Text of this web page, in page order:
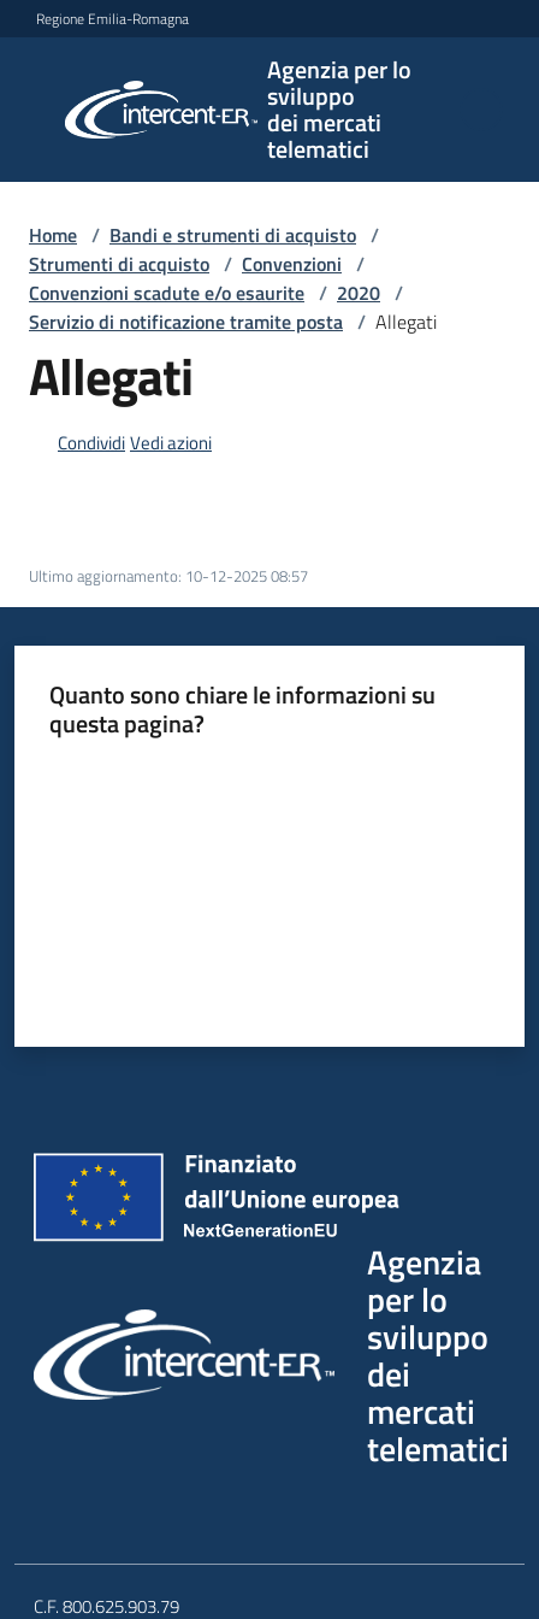
Vai al contenuto
Vai alla navigazione
Vai al footer
Regione Emilia-Romagna
Agenzia per lo
sviluppo
dei mercati
telematici
per lo
sviluppo
telematici
Bandi
Supporto
Piattaforme
Home / Bandi e strumenti di acquisto /
Strumenti di acquisto / Convenzioni /
Convenzioni scadute e/o esaurite / 2020 /
Servizio di notificazione tramite posta / Allegati
Allegati
CondividiVedi azioni
Ultimo aggiornamento: 10-12-2025 08:57
Quanto sono chiare le informazioni su
questa pagina?
Agenzia
per lo
sviluppo
dei
mercati
telematici
C.F. 800.625.903.79